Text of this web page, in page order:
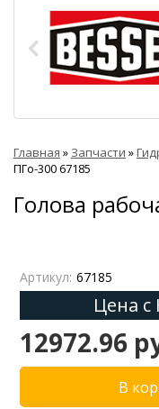
Главная » Запчасти »
ПГо-300 67185
Голова
Артикул: 67185
Цена
12972.96